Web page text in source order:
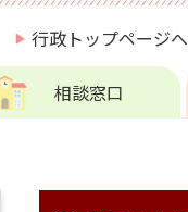
行政トップページへ
相談窓口